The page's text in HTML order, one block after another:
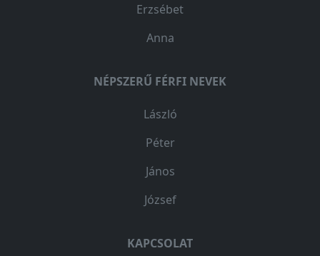
Erzsébet
Anna
NÉPSZERŰ FÉRFI NEVEK
László
Péter
János
József
KAPCSOLAT